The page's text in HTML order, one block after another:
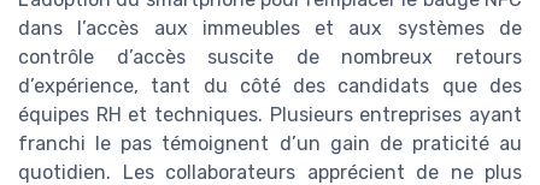
dans l’accès aux immeubles et aux systèmes de
contrôle d’accès suscite de nombreux retours
d’expérience, tant du côté des candidats que des
équipes RH et techniques. Plusieurs entreprises ayant
franchi le pas témoignent d’un gain de praticité au
quotidien. Les collaborateurs apprécient de ne plus